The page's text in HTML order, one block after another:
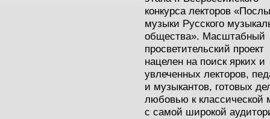
конкурса лекторов «Послы
музыки Русского
общества». Масштабный
просветительский проект
нацелен на поиск ярких и
увлеченных лекторов,
и музыкантов, готовых
любовью к классической
с самой широкой